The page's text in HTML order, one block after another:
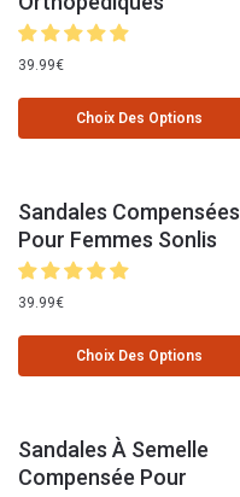
39.99€
Choix Des Options
Sandales Compensées
Pour Femmes Sonlis
39.99€
Choix Des Options
Sandales À Semelle
Compensée Pour